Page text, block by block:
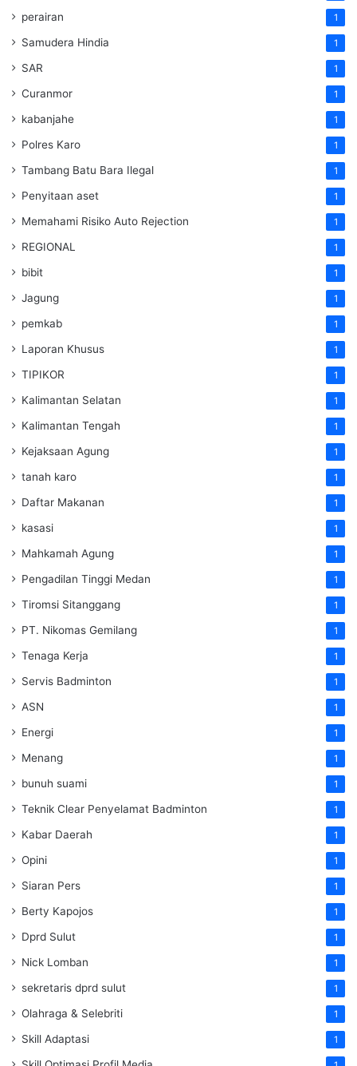
perairan 1
Samudera Hindia 1
SAR 1
Curanmor 1
kabanjahe 1
Polres Karo 1
Tambang Batu Bara Ilegal 1
Penyitaan aset 1
Memahami Risiko Auto Rejection 1
REGIONAL 1
bibit 1
Jagung 1
pemkab 1
Laporan Khusus 1
TIPIKOR 1
Kalimantan Selatan 1
Kalimantan Tengah 1
Kejaksaan Agung 1
tanah karo 1
Daftar Makanan 1
kasasi 1
Mahkamah Agung 1
Pengadilan Tinggi Medan 1
Tiromsi Sitanggang 1
PT. Nikomas Gemilang 1
Tenaga Kerja 1
Servis Badminton 1
ASN 1
Energi 1
Menang 1
bunuh suami 1
Teknik Clear Penyelamat Badminton 1
Kabar Daerah 1
Opini 1
Siaran Pers 1
Berty Kapojos 1
Dprd Sulut 1
Nick Lomban 1
sekretaris dprd sulut 1
Olahraga & Selebriti 1
Skill Adaptasi 1